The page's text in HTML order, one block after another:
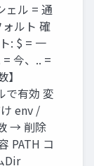
ェル = 通
ルト 確
: $ = 一
今、.. =
有効 変
env /
→ 削除
PATH コ
Dir